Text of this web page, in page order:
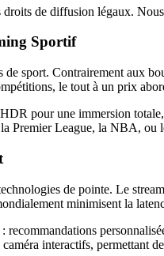
droits de diffusion légaux.
Sportif
de sport. Contrairement aux
le tout à un prix
pour une immersion
Premier League, la NBA, ou
de pointe. Le
minimisent la
interactifs, permettant